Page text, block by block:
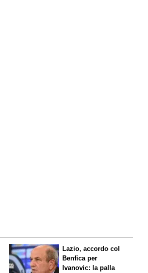
Lazio, accordo col
Benfica per
Ivanovic: la palla